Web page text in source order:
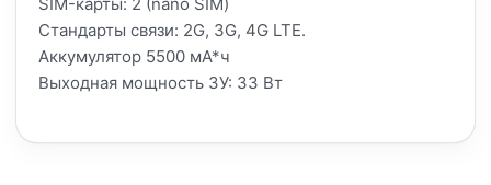
Стандарты связи: 2G, 3G, 4G LTE.
Аккумулятор 5500 мА*ч
Выходная мощность ЗУ: 33 Вт